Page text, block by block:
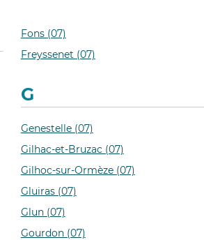
Fons (07)
Freyssenet (07)
G
Genestelle (07)
Gilhac-et-Bruzac (07)
Gilhoc-sur-Ormèze (07)
Gluiras (07)
Glun (07)
Gourdon (07)